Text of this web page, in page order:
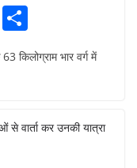
T
h
ar
किलोग्राम भार वर्ग में
से वार्ता कर उनकी यात्रा